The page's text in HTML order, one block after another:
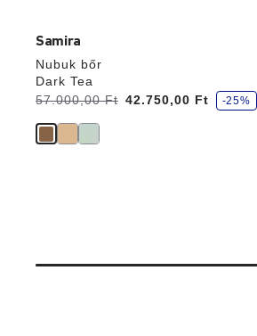
Samira
Nubuk bőr
Dark Tea
Volt:
57.000,00 Ft
most 42.750,00 Ft
k
e
v
e
-25%